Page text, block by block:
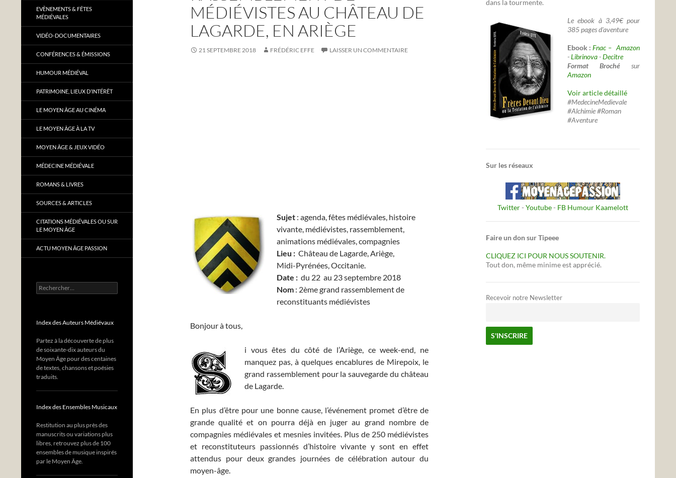
MÉDIÉVISTES AU CHÂTEAU DE
LAGARDE, EN ARIÈGE
21 SEPTEMBRE 2018 FRÉDÉRIC EFFE LAISSER UN COMMENTAIRE
Sujet : agenda, fêtes médiévales, histoire
vivante, médiévistes, rassemblement,
animations médiévales, compagnies
Lieu : Château de Lagarde, Ariège,
Midi-Pyrénées, Occitanie.
Date : du 22 au 23 septembre 2018
Nom : 2ème grand rassemblement de
reconstituants médiévistes
Bonjour à tous,
i vous êtes du côté de l’Ariège, ce week-end, ne
manquez pas, à quelques encablures de Mirepoix, le
grand rassemblement pour la sauvegarde du château
de Lagarde.
En plus d’être pour une bonne cause, l’événement promet d’être de
grande qualité et on pourra déjà en juger au grand nombre de
compagnies médiévales et mesnies invitées. Plus de 250 médiévistes
et reconstituteurs passionnés d’histoire vivante y sont en effet
attendus pour deux grandes journées de célébration autour du
moyen-âge.
dans la tourmente.
Le ebook à 3,49€ pour
385 pages d'aventure
Ebook :Fnac – Amazon
-Librinova-Decitre
Format Broché sur
Amazon
Voir article détaillé
#MedecineMedievale
#Alchimie #Roman
#Aventure
Sur les réseaux
Twitter- Youtube- FB Humour Kaamelott
Faire un don sur Tipeee
CLIQUEZ ICI POUR NOUS SOUTENIR.
Tout don, même minime est apprécié.
Recevoir notre Newsletter
EVÈNEMENTS & FÊTES
MÉDIÉVALES
VIDÉO-DOCUMENTAIRES
CONFÉRENCES & ÉMISSIONS
HUMOUR MÉDIÉVAL
PATRIMOINE, LIEUX D’INTÉRÊT
LE MOYEN ÂGE AU CINÉMA
LE MOYEN ÂGE À LA TV
MOYEN ÂGE & JEUX VIDÉO
MÉDECINE MÉDIÉVALE
ROMANS & LIVRES
SOURCES & ARTICLES
CITATIONS MÉDIÉVALES OU SUR
LE MOYEN ÂGE
ACTU MOYEN ÂGE PASSION
Rechercher :
Index des Auteurs Médiévaux
Partez à la découverte de plus
de soixante-dix auteurs du
Moyen Âge pour des centaines
de textes, chansons et poésies
traduits.
Index des Ensembles Musicaux
Restitution au plus près des
manuscrits ou variations plus
libres, retrouvez plus de 100
ensembles de musique inspirés
par le Moyen Âge.